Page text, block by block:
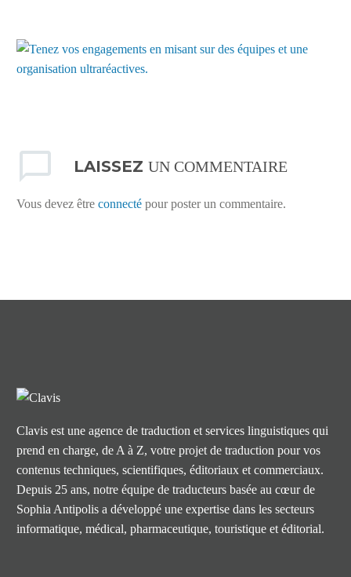
LAISSEZ UN COMMENTAIRE
Vous devez être connecté pour poster un commentaire.
Clavis est une agence de traduction et services linguistiques qui
prend en charge, de A à Z, votre projet de traduction pour vos
contenus techniques, scientifiques, éditoriaux et commerciaux.
Depuis 25 ans, notre équipe de traducteurs basée au cœur de
Sophia Antipolis a développé une expertise dans les secteurs
informatique, médical, pharmaceutique, touristique et éditorial.